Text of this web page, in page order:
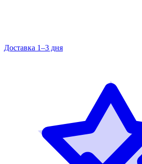
Доставка 1–3 дня